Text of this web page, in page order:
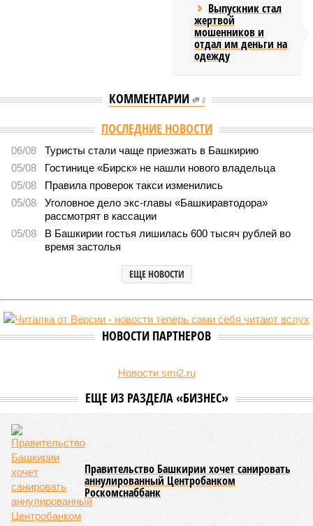
Выпускник стал
жертвой
мошенников и
отдал им деньги на
одежду
КОММЕНТАРИИ 0
Версия //Власть //Раскрыта выделенная на развитие промышленности
Раскрыта выделенная на развитие промышленности
Башкирии в 2026 году сумма
План на миллиарды
Раскрыта выделенная на развитие промышленности Башкирии в 2026
году сумма (изображение: shedevrum.ai)
Стало известно, что в 2026 году на развитие промышленного
Большую часть этих средств выделят из федерального бюджета.
О планах выделить на поддержку промышленного сектора
региона в 2026 году 2 миллиарда рублей было объявлено
на заседании правительства Республики Башкортостан
объявлено о планах выделить . Как обратил внимание
вице-премьер и министр промышленности, энергетики и
инноваций РБ
Александр Шельдяев, в республике
ведется системная работа по выполнению задач
технологического лидерства, поставленных руководством
страны.